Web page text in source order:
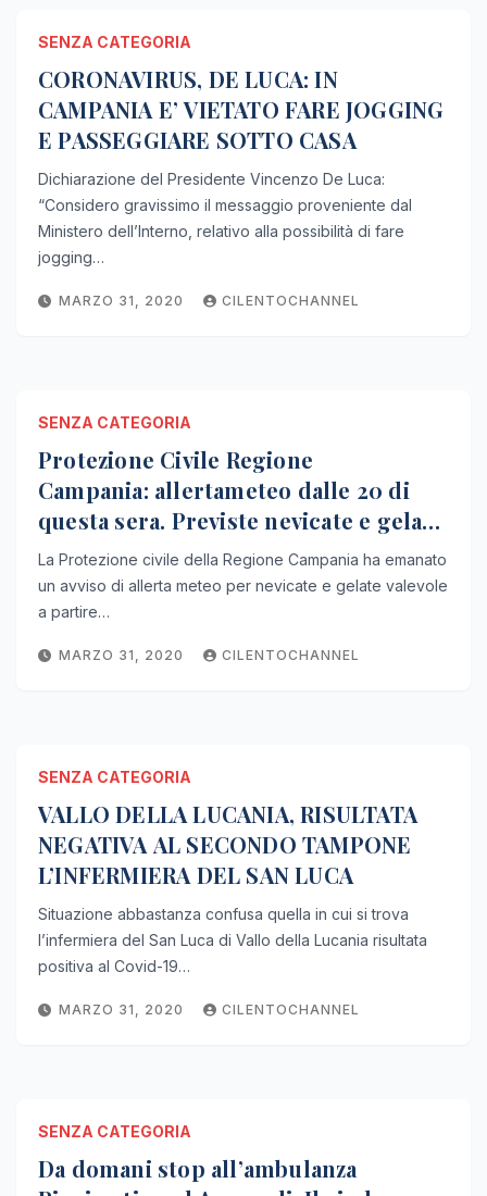
SENZA CATEGORIA
CORONAVIRUS, DE LUCA: IN
CAMPANIA E’ VIETATO FARE JOGGING
E PASSEGGIARE​ SOTTO CASA
Dichiarazione del Presidente Vincenzo De Luca:
“Considero gravissimo​ il messaggio proveniente dal
Ministero dell’Interno, relativo alla possibilità di fare
jogging…
MARZO 31, 2020 CILENTOCHANNEL
SENZA CATEGORIA
Protezione Civile Regione
Campania: allertameteo dalle 20 di
questa sera. Previste nevicate e gelate.
Abbassamento delle temperature.
La Protezione civile della Regione Campania ha emanato
un avviso di allerta meteo per nevicate e gelate valevole
a partire…
MARZO 31, 2020 CILENTOCHANNEL
SENZA CATEGORIA
VALLO DELLA LUCANIA, RISULTATA
NEGATIVA AL SECONDO TAMPONE
L’INFERMIERA DEL SAN LUCA
Situazione abbastanza confusa quella in cui si trova
l’infermiera del San Luca di Vallo della Lucania risultata
positiva al Covid-19…
MARZO 31, 2020 CILENTOCHANNEL
SENZA CATEGORIA
Da domani stop all’ambulanza